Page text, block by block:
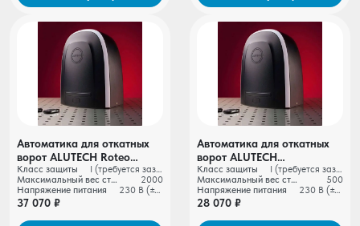
Автоматика для откатных
ворот ALUTECH Roteo
RTO‑2000MKIT +
проводные фотоэлементы
LM‑L
Класс защиты
I (требуется заземление)
Максимальный вес створки ворот, кг
2000
Напряжение питания
230 В (±10%)
37 070 ₽
Автоматика для откатных
ворот ALUTECH
RTO‑500MKIT +
беспроводные
фотоэлементы LM‑LB
Класс защиты
I (требуется заземление)
Максимальный вес створки ворот, кг
500
Напряжение питания
230 В (±10%)
28 070 ₽